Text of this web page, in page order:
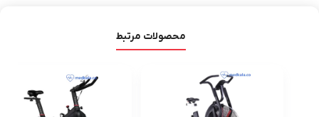
محصولات مرتبط